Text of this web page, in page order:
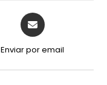
Enviar por email